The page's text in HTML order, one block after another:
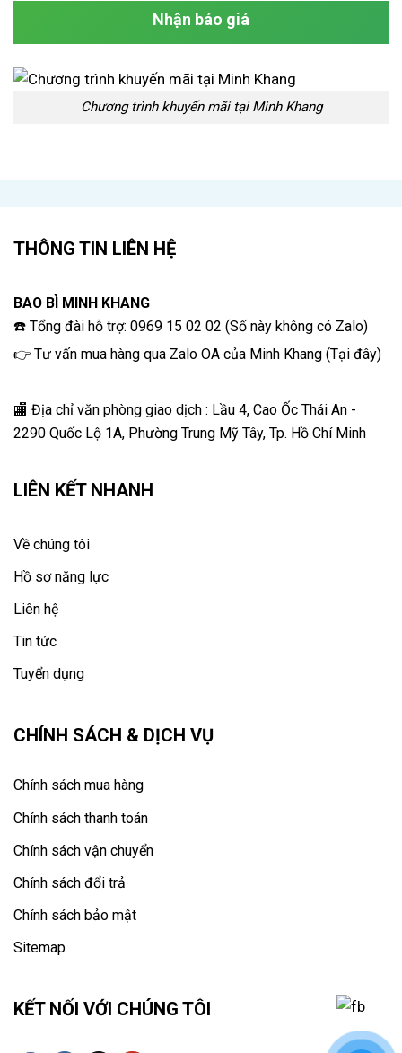
Nhận báo giá
Chương trình khuyến mãi tại Minh Khang
THÔNG TIN LIÊN HỆ
BAO BÌ MINH KHANG
☎️ Tổng đài hỗ trợ: 0969 15 02 02 (Số này không có Zalo)
👉 Tư vấn mua hàng qua Zalo OA của Minh Khang (Tại đây)
🏬 Địa chỉ văn phòng giao dịch : Lầu 4, Cao Ốc Thái An -
2290 Quốc Lộ 1A, Phường Trung Mỹ Tây, Tp. Hồ Chí Minh
LIÊN KẾT NHANH
Về chúng tôi
Hồ sơ năng lực
Liên hệ
Tin tức
Tuyển dụng
CHÍNH SÁCH & DỊCH VỤ
Chính sách mua hàng
Chính sách thanh toán
Chính sách vận chuyển
Chính sách đổi trả
Chính sách bảo mật
Sitemap
KẾT NỐI VỚI CHÚNG TÔI